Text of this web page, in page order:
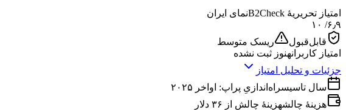
امتیاز تحریریهٔ B2Check
نمای ایران
۶٫۹/ ۱۰
قابل‌قبول
ریسک متوسط
امتیاز کاربرانهنوز ثبت نشده
جزئیات و تحلیل امتیاز
سال تاسیسراه‌اندازیِ پراپ: اواخر ۲۰۲۵
هزینهٔ چالشهزینهٔ چالش از ۳۶ دلار